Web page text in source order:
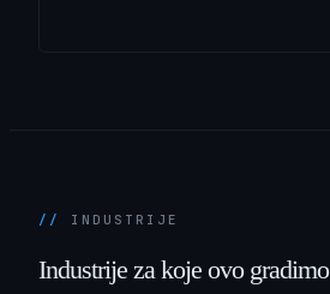
INDUSTRIJE
Industrije za koje ovo gradimo